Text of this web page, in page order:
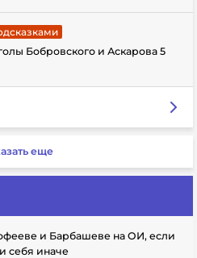
Бобровского и Аскарова 5
еще
и Барбашеве на ОИ, если
себя иначе